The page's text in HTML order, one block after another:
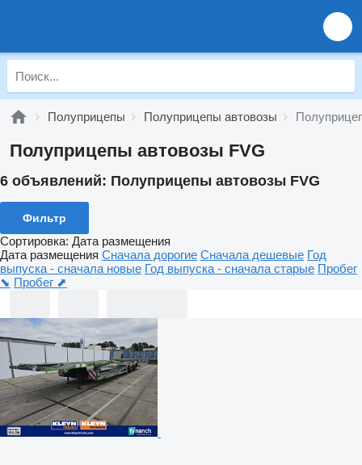
Полуприцепы Полуприцепы автовозы
Полуприцепы автовозы FVG
6 объявлений: Полуприцепы автовозы FVG
Фильтр
Сортировка: Дата размещения
Дата размещения Сначала дорогие Сначала дешевые Год
выпуска - сначала новые Год выпуска - сначала старые Пробег
⬊ Пробег ⬈